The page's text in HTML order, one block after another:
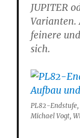
JUPITER
Varianten.
feinere
sich.
PL82-
Michael Vogt,